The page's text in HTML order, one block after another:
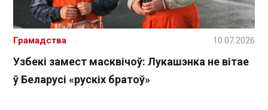
Узбекі замест масквічоў: Лукашэнка не вітае
ў Беларусі «рускіх братоў»
Грамадства 10.07.2026